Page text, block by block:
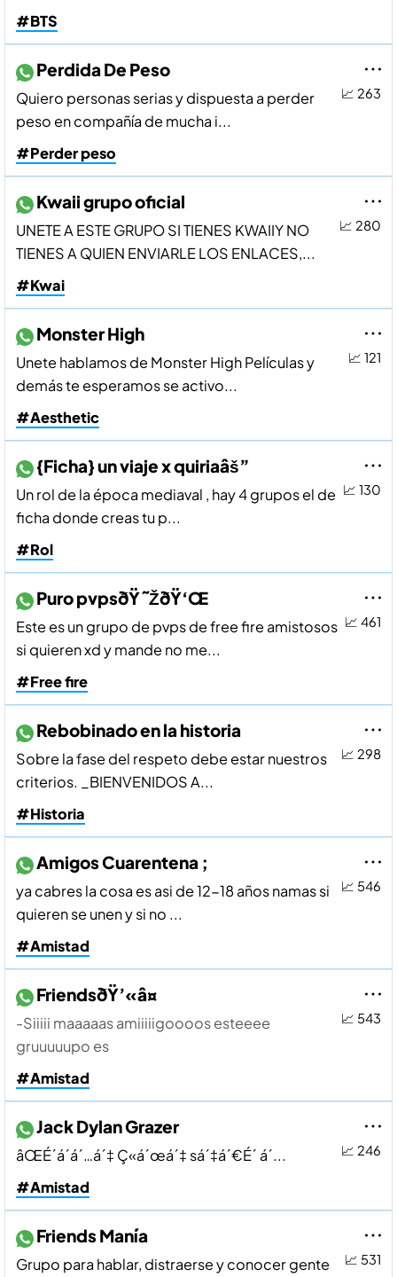
#BTS
📈 263
Perdida De Peso
Quiero personas serias y dispuesta a perder
peso en compañí­a de mucha i...
#Perder peso
📈 280
Kwaii grupo oficial
UNETE A ESTE GRUPO SI TIENES KWAIIY NO
TIENES A QUIEN ENVIARLE LOS ENLACES,...
#Kwai
📈 121
Monster High
Unete hablamos de Monster High Pelí­culas y
demás te esperamos se activo...
#Aesthetic
📈 130
{Ficha} un viaje x quiriaâš”
Un rol de la época mediaval , hay 4 grupos el de
ficha donde creas tu p...
#Rol
📈 461
Puro pvpsðŸ˜ŽðŸ‘Œ
Este es un grupo de pvps de free fire amistosos
si quieren xd y mande no me...
#Free fire
📈 298
Rebobinado en la historia
Sobre la fase del respeto debe estar nuestros
criterios. _BIENVENIDOS A...
#Historia
📈 546
Amigos Cuarentena ;
ya cabres la cosa es asi de 12-18 años namas si
quieren se unen y si no ...
#Amistad
📈 543
FriendsðŸ’«â¤
-Siiiii maaaaas amiiiiigoooos esteeee
gruuuuupo es
#Amistad
📈 246
Jack Dylan Grazer
âŒÉ´á´á´…á´‡ Ç«á´œá´‡ sá´‡á´€É´ á´...
#Amistad
📈 531
Friends Maní­a
Grupo para hablar, distraerse y conocer gente